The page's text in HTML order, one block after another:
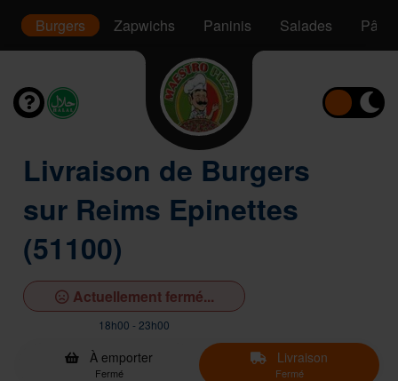
Burgers Zapwichs Paninis Salades Pâtes
Livraison de Burgers
sur Reims Epinettes
(51100)
Actuellement fermé...
18h00 - 23h00
À emporter
Fermé
Livraison
Fermé